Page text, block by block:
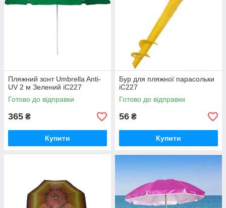
Пляжний зонт Umbrella Anti-
UV 2 м Зелений iC227
Готово до відправки
365 ₴
Купити
Бур для пляжної парасольки
iC227
Готово до відправки
56 ₴
Купити